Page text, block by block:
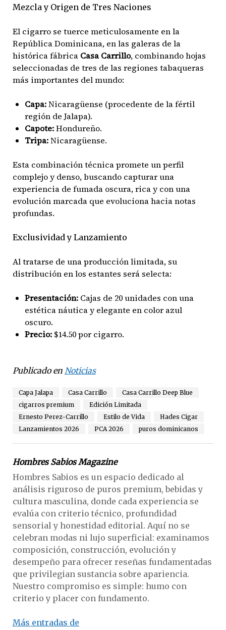
Mezcla y Origen de Tres Naciones
El cigarro se tuerce meticulosamente en la
República Dominicana, en las galeras de la
histórica fábrica Casa Carrillo, combinando hojas
seleccionadas de tres de las regiones tabaqueras
más importantes del mundo:
Capa:Nicaragüense (procedente de la fértil
región de Jalapa).
Capote:Hondureño.
Tripa:Nicaragüense.
Esta combinación técnica promete un perfil
complejo y denso, buscando capturar una
experiencia de fumada oscura, rica y con una
evolución marcada que evoluciona hacia notas
profundas.
Exclusividad y Lanzamiento
Al tratarse de una producción limitada, su
distribución en los estantes será selecta:
Presentación:Cajas de 20 unidades con una
estética náutica y elegante en color azul
oscuro.
Precio:$14.50 por cigarro.
Publicado en Noticias
Capa Jalapa Casa Carrillo
Casa Carrillo Deep Blue
cigarros premium
Edición Limitada
Ernesto Perez-Carrillo
Estilo de Vida
Hades Cigar
Lanzamientos 2026
PCA 2026 puros dominicanos
Hombres Sabios Magazine
Hombres Sabios es un espacio dedicado al
análisis riguroso de puros premium, bebidas y
cultura masculina, donde cada experiencia se
evalúa con criterio técnico, profundidad
sensorial y honestidad editorial. Aquí no se
celebran modas ni lujo superficial: examinamos
composición, construcción, evolución y
desempeño para ofrecer reseñas fundamentadas
que privilegian sustancia sobre apariencia.
Nuestro compromiso es simple: humo con
criterio y placer con fundamento.
Más entradas de